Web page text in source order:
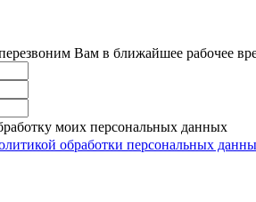
Вам в ближайшее рабочее
моих персональных данных
обработки персональных